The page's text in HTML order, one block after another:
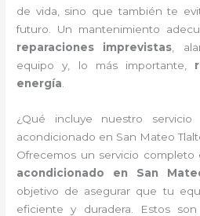
de vida, sino que también te
futuro. Un mantenimiento
reparaciones imprevistas ,
equipo y, lo más importante,
energía
¿Qué incluye nuestro
acondicionado en San Mateo
Ofrecemos un servicio completo
acondicionado en San
objetivo de asegurar que tu
eficiente y duradera. Estos